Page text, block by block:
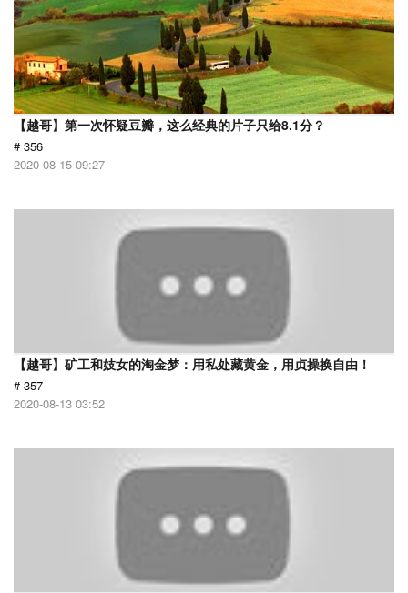
【越哥】第一次怀疑豆瓣，这么经典的片子只给8.1分？
# 356
2020-08-15 09:27
【越哥】矿工和妓女的淘金梦：用私处藏黄金，用贞操换自由！
# 357
2020-08-13 03:52